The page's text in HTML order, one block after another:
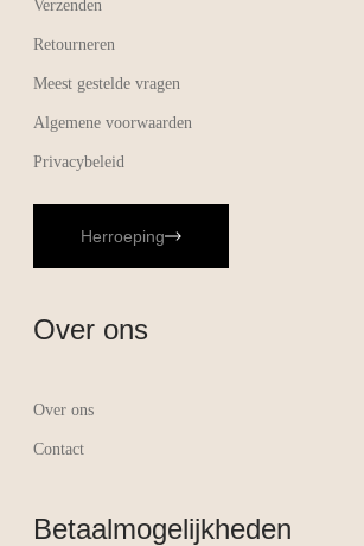
Verzenden
Retourneren
Meest gestelde vragen
Algemene voorwaarden
Privacybeleid
Herroeping
Over ons
Over ons
Contact
Betaalmogelijkheden